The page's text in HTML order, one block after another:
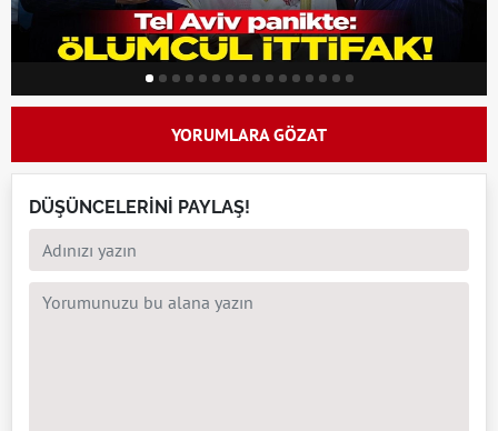
YORUMLARA GÖZAT
DÜŞÜNCELERİNİ PAYLAŞ!